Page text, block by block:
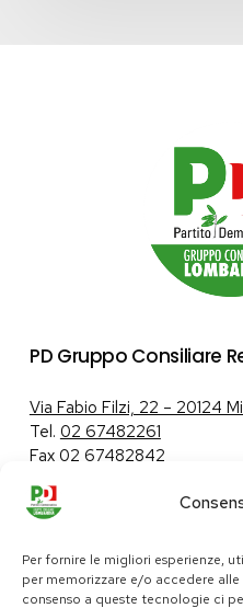
Per fornire le migliori esperienze,
per memorizzare e/o accedere
consenso a queste tecnologie ci
PD Gruppo Consiliare
Via Fabio Filzi, 22 – 20124
Tel. 02 67482261
Fax 02 67482842
Tutela dei dati personali|